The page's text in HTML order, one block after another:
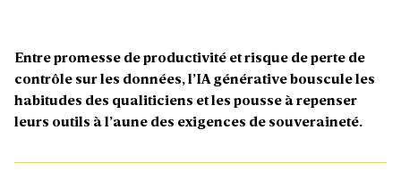
Entre promesse de productivité et risque de perte de
contrôle sur les données, l’IA générative bouscule les
habitudes des qualiticiens et les pousse à repenser
leurs outils à l’aune des exigences de souveraineté.